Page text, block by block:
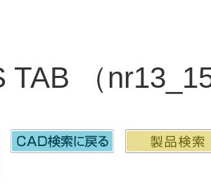
TAB （